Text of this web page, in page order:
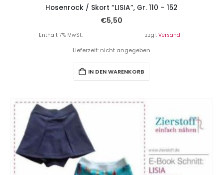
Hosenrock / Skort “LISIA”, Gr. 110 – 152
€5,50
Enthält 7% MwSt. zzgl. Versand
Lieferzeit: nicht angegeben
IN DEN WARENKORB